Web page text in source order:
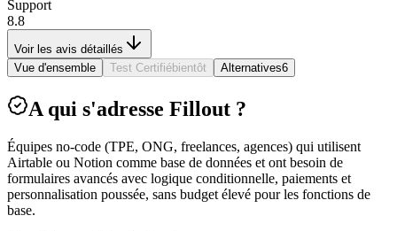
Support
8.8
Voir les avis détaillés
Vue d'ensemble
Test Certifiébientôt Alternatives6
A qui s'adresse Fillout ?
Équipes no-code (TPE, ONG, freelances, agences) qui utilisent
Airtable ou Notion comme base de données et ont besoin de
formulaires avancés avec logique conditionnelle, paiements et
personnalisation poussée, sans budget élevé pour les fonctions de
base.